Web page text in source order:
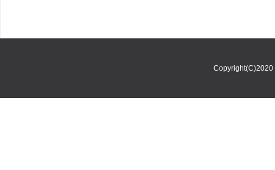
Copyright(C)2020